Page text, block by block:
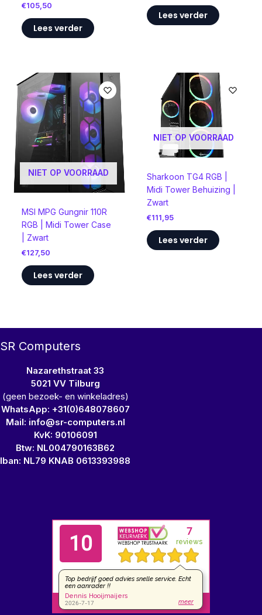
€105,50
Lees verder
Lees verder
NIET OP VOORRAAD
MSI MPG Gungnir 110R
RGB | Midi Tower Case
| Zwart
€127,50
Lees verder
NIET OP VOORRAAD
Sharkoon TG4 RGB |
Midi Tower Behuizing |
Zwart
€111,95
Lees verder
SR Computers
Nazarethstraat 33
5021 VV Tilburg
(geen bezoek- en winkeladres)
WhatsApp: +31(0)648078607
Mail: info@sr-computers.nl
KvK: 90106091
Btw: NL004790163B62
Iban: NL79 KNAB 0613393988